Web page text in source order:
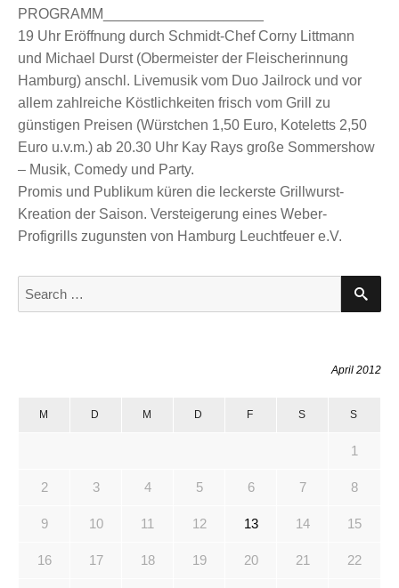
PROGRAMM____________________
19 Uhr Eröffnung durch Schmidt-Chef Corny Littmann
und Michael Durst (Obermeister der Fleischerinnung
Hamburg) anschl. Livemusik vom Duo Jailrock und vor
allem zahlreiche Köstlichkeiten frisch vom Grill zu
günstigen Preisen (Würstchen 1,50 Euro, Koteletts 2,50
Euro u.v.m.) ab 20.30 Uhr Kay Rays große Sommershow
– Musik, Comedy und Party.
Promis und Publikum küren die leckerste Grillwurst-
Kreation der Saison. Versteigerung eines Weber-
Profigrills zugunsten von Hamburg Leuchtfeuer e.V.
S
April 2012
M D M D F S S
1
2 3 4 5 6 7 8
9 10 11 12 13 14 15
16 17 18 19 20 21 22